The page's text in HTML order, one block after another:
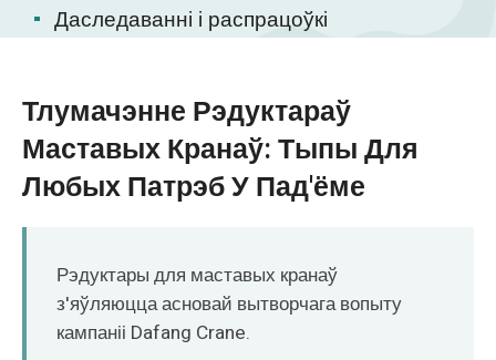
Даследаванні і распрацоўкі
Тлумачэнне Рэдуктараў
Маставых Кранаў: Тыпы Для
Любых Патрэб У Пад'ёме
Рэдуктары для маставых кранаў
з'яўляюцца асновай вытворчага вопыту
кампаніі Dafang Crane.
اردو
Kiswahili
Dansk
Norsk
O‘zbekcha